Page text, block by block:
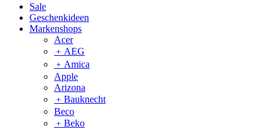
Sale
Geschenkideen
Markenshops
Acer
﹢ AEG
﹢ Amica
Apple
Arizona
﹢ Bauknecht
Beco
﹢ Beko